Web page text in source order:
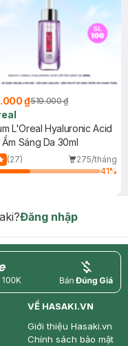
₫519.000 ₫
L'Oreal Hyaluronic Acid
Sáng Da 30ml
(27)
275/tháng
41%
Đăng nhập
price
VỀ HASAKI.VN
Giới thiệu Hasaki.vn
Chính sách bảo mật